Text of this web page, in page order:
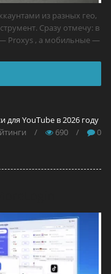
из разных гео,
Сразу отмечу: в
Proxys , а мобильные —
для YouTube в 2026 году
/ 690 / 0